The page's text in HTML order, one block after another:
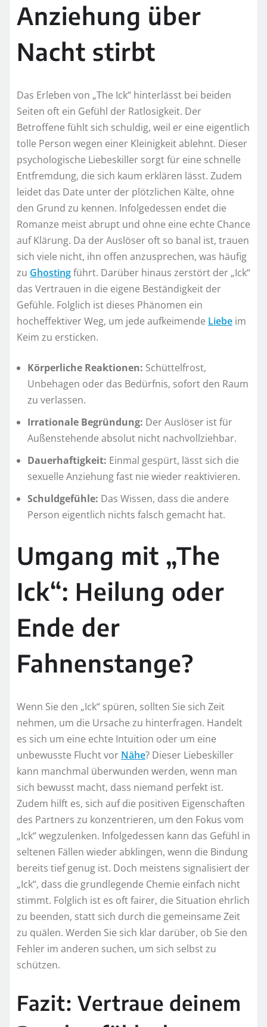
Anziehung über
Nacht stirbt
Das Erleben von „The Ick“ hinterlässt bei beiden
Seiten oft ein Gefühl der Ratlosigkeit. Der
Betroffene fühlt sich schuldig, weil er eine eigentlich
tolle Person wegen einer Kleinigkeit ablehnt. Dieser
psychologische Liebeskiller sorgt für eine schnelle
Entfremdung, die sich kaum erklären lässt. Zudem
leidet das Date unter der plötzlichen Kälte, ohne
den Grund zu kennen. Infolgedessen endet die
Romanze meist abrupt und ohne eine echte Chance
auf Klärung. Da der Auslöser oft so banal ist, trauen
sich viele nicht, ihn offen anzusprechen, was häufig
zu Ghostingführt. Darüber hinaus zerstört der „Ick“
das Vertrauen in die eigene Beständigkeit der
Gefühle. Folglich ist dieses Phänomen ein
hocheffektiver Weg, um jede aufkeimende Liebe im
Keim zu ersticken.
Körperliche Reaktionen: Schüttelfrost,
Unbehagen oder das Bedürfnis, sofort den Raum
zu verlassen.
Irrationale Begründung: Der Auslöser ist für
Außenstehende absolut nicht nachvollziehbar.
Dauerhaftigkeit: Einmal gespürt, lässt sich die
sexuelle Anziehung fast nie wieder reaktivieren.
Schuldgefühle: Das Wissen, dass die andere
Person eigentlich nichts falsch gemacht hat.
Umgang mit „The
Ick“: Heilung oder
Ende der
Fahnenstange?
Wenn Sie den „Ick“ spüren, sollten Sie sich Zeit
nehmen, um die Ursache zu hinterfragen. Handelt
es sich um eine echte Intuition oder um eine
unbewusste Flucht vor Nähe? Dieser Liebeskiller
kann manchmal überwunden werden, wenn man
sich bewusst macht, dass niemand perfekt ist.
Zudem hilft es, sich auf die positiven Eigenschaften
des Partners zu konzentrieren, um den Fokus vom
„Ick“ wegzulenken. Infolgedessen kann das Gefühl in
seltenen Fällen wieder abklingen, wenn die Bindung
bereits tief genug ist. Doch meistens signalisiert der
„Ick“, dass die grundlegende Chemie einfach nicht
stimmt. Folglich ist es oft fairer, die Situation ehrlich
zu beenden, statt sich durch die gemeinsame Zeit
zu quälen. Werden Sie sich klar darüber, ob Sie den
Fehler im anderen suchen, um sich selbst zu
schützen.
Fazit: Vertraue deinem